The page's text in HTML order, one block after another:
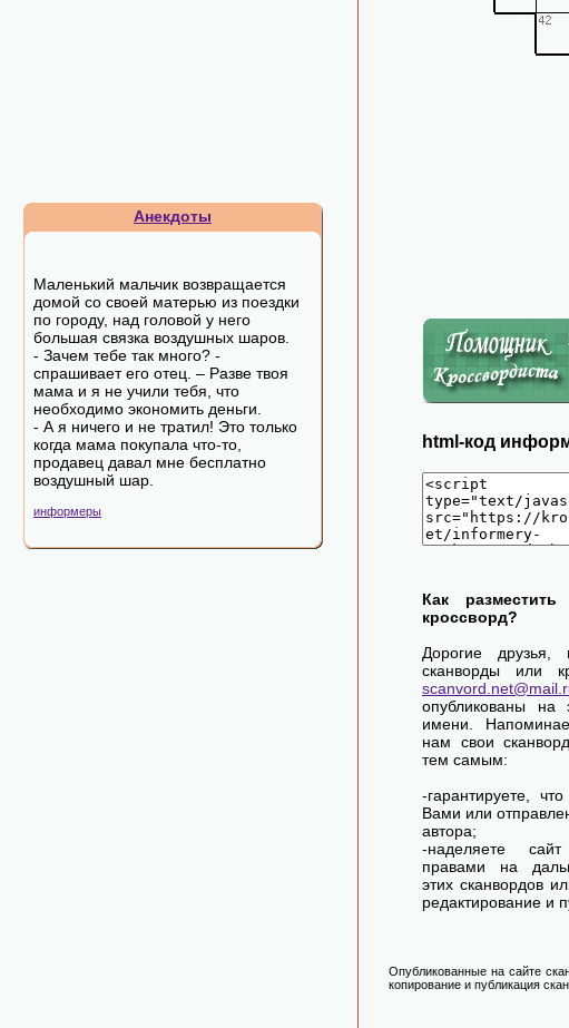
Анекдоты
Маленький мальчик возвращается
домой со своей матерью из поездки
по городу, над головой у него
большая связка воздушных шаров.
- Зачем тебе так много? -
спрашивает его отец. – Разве твоя
мама и я не учили тебя, что
необходимо экономить деньги.
- А я ничего и не тратил! Это только
когда мама покупала что-то,
продавец давал мне бесплатно
воздушный шар.
информеры
html-код
Как
кроссворд?
Дорогие друзья,
сканворды или
опубликованы
имени.
нам свои
тем самым:
-гарантируете,
Вами или
автора;
-наделяете
правами на
этих сканвордов
редактирование и
Опубликованные на сайте
копирование и публикация